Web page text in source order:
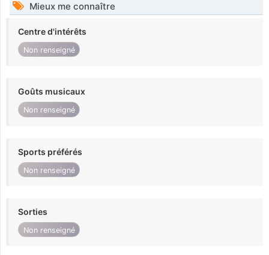
Mieux me connaître
Centre d'intérêts
Non renseigné
Goûts musicaux
Non renseigné
Sports préférés
Non renseigné
Sorties
Non renseigné